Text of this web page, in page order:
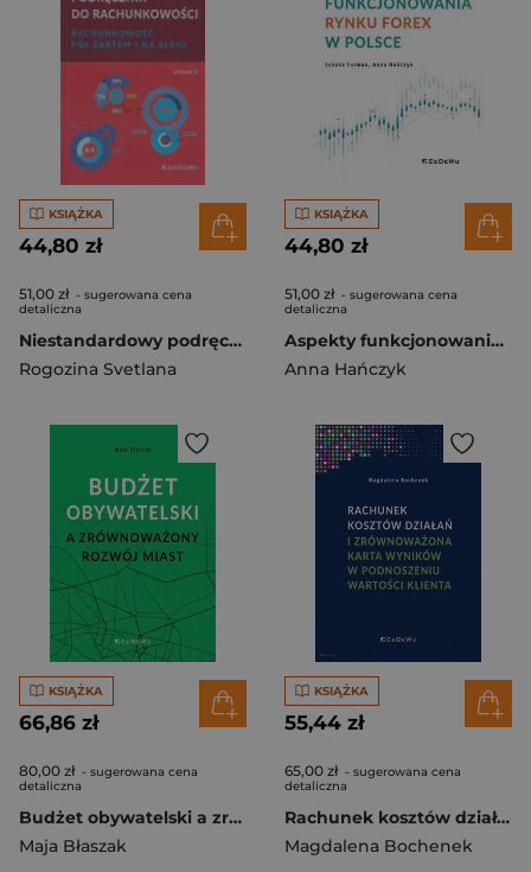
KSIĄŻKA
44,80 zł
51,00 zł - sugerowana cena
detaliczna
Niestandardowy podręcznik do rachunkowości
Rogozina Svetlana
KSIĄŻKA
44,80 zł
51,00 zł - sugerowana cena
detaliczna
Aspekty funkcjonowania rynku FOREX w Polsce
Anna Hańczyk
KSIĄŻKA
66,86 zł
80,00 zł - sugerowana cena
detaliczna
Budżet obywatelski a zrównoważony rozwój miast
Maja Błaszak
KSIĄŻKA
55,44 zł
65,00 zł - sugerowana cena
detaliczna
Rachunek kosztów działań i zrównoważona karta wyników w podnoszeniu wartości klienta
Magdalena Bochenek